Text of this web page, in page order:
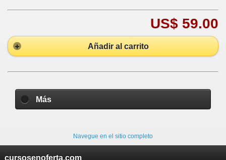
US$ 59.00
Añadir al carrito
Más
Navegue en el sitio completo
cursosenoferta.com